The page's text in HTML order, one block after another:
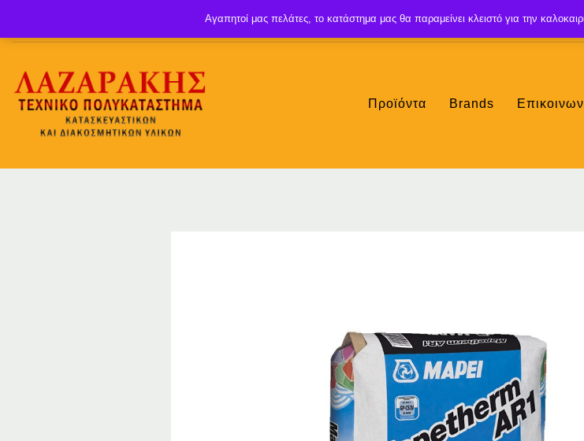
Προϊόντα Brands
Αγαπητοί μας πελάτες, το κατάστημα μας θα παραμείνει κλειστό για την